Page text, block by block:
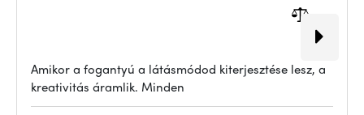
Amikor a fogantyú a látásmódod kiterjesztése lesz, a
kreativitás áramlik. Minden